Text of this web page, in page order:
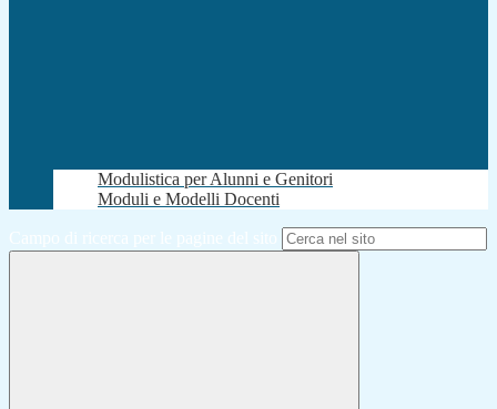
Modulistica per Alunni e Genitori
Moduli e Modelli Docenti
Campo di ricerca per le pagine del sito